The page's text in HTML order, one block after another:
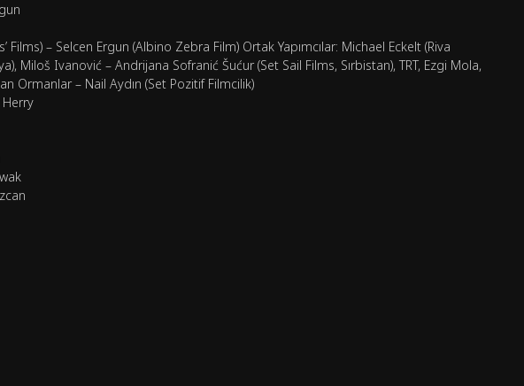
Films) – Selcen Ergun (Albino Zebra Film) Ortak Yapımcılar: Michael Eckelt (Riva
Miloš Ivanović – Andrijana Sofranić Šućur (Set Sail Films, Sırbistan), TRT, Ezgi Mola,
Ormanlar – Nail Aydın (Set Pozitif Filmcilik)